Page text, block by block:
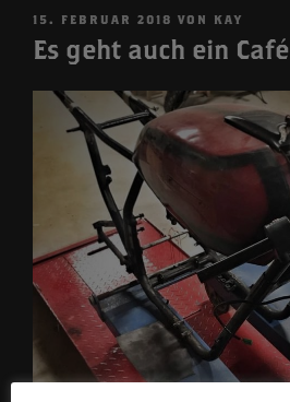
VERÖFFENTLICHT
15. FEBRUAR 2018 VON KAY
Es geht auch ein Café